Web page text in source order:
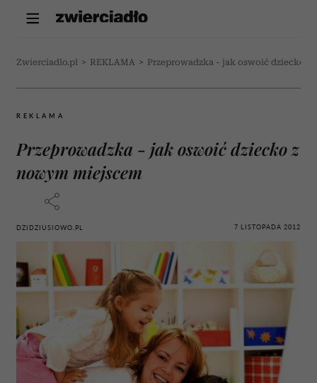
Zwierciadlo.pl > REKLAMA > Przeprowadzka - jak oswoić dziecko z
REKLAMA
Przeprowadzka - jak oswoić dziecko z
nowym miejscem
DZIDZIUSIOWO.PL 7 LISTOPADA 2012